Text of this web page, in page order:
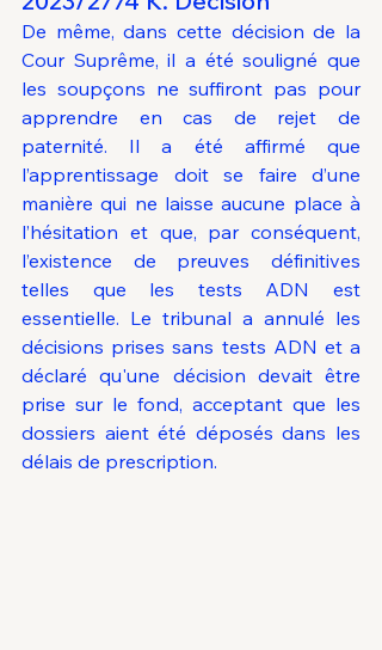
De même, dans cette décision de la
Cour Suprême, il a été souligné que
les soupçons ne suffiront pas pour
apprendre en cas de rejet de
paternité. Il a été affirmé que
l’apprentissage doit se faire d’une
manière qui ne laisse aucune place à
l’hésitation et que, par conséquent,
l’existence de preuves définitives
telles que les tests ADN est
essentielle. Le tribunal a annulé les
décisions prises sans tests ADN et a
déclaré qu'une décision devait être
prise sur le fond, acceptant que les
dossiers aient été déposés dans les
délais de prescription.